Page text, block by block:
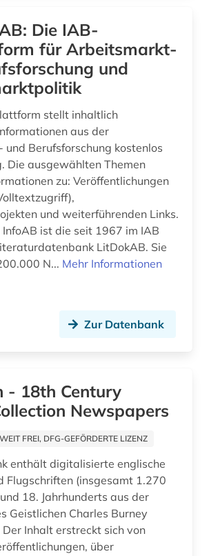
argentinien (3)
(4)
aserbaidschan (1)
asiatische studien (1)
asien-pazifik (1)
asienforschung (2)
asylbewerberleistungsrecht (1)
asylverfahren (2)
atmosphäre (1)
atomare bedrohung (1)
aufenthaltsrecht (1)
Niederlande (7)
Niedersachsen (5)
Nordamerika (4)
Nordrhein-Westfalen (6)
Norwegen (3)
Oesterreich (8)
(7)
Osteuropa (22)
Rheinland-Pfalz (3)
(6)
Russland, Sowjetunion (52)
(3)
Sachsen-Anhalt (3)
Die IAB-
für Arbeitsmarkt-
und
stellt inhaltlich
aus der
Berufsforschung kostenlos
Die ausgewählten Themen
zu: Veröffentlichungen
und weiterführenden Links.
InfoAB ist die seit 1967 im IAB
LitDokAB. Sie
N... Mehr Informationen
Zur Datenbank
- 18th Century
Newspapers
FREI, DFG-GEFÖRDERTE LIZENZ
enthält digitalisierte englische
Flugschriften (insgesamt 1.270
18. Jahrhunderts aus der
Geistlichen Charles Burney
Inhalt erstreckt sich von
über